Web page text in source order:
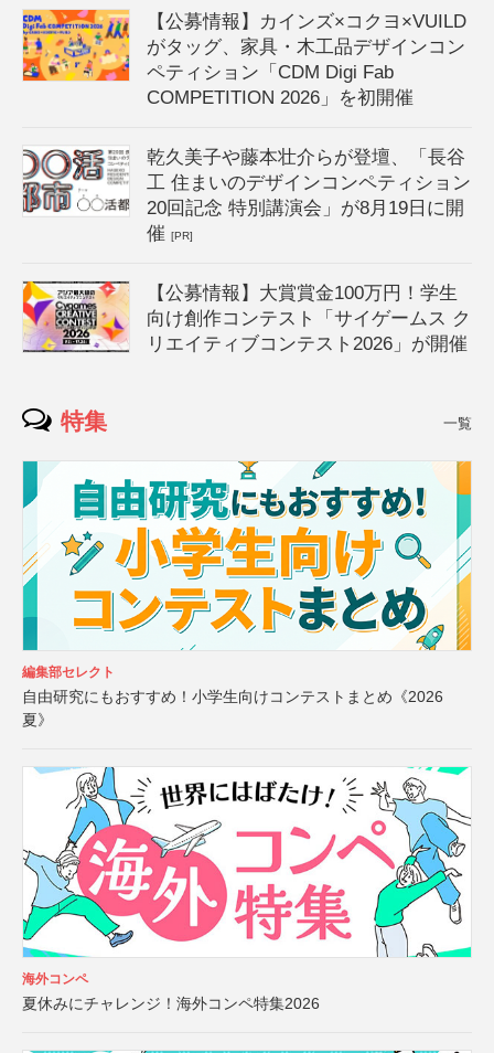
【公募情報】カインズ×コクヨ×VUILD
がタッグ、家具・木工品デザインコン
ペティション「CDM Digi Fab
COMPETITION 2026」を初開催
乾久美子や藤本壮介らが登壇、「長谷
工 住まいのデザインコンペティション
20回記念 特別講演会」が8月19日に開
催[PR]
【公募情報】大賞賞金100万円！学生
向け創作コンテスト「サイゲームス ク
リエイティブコンテスト2026」が開催
特集 一覧
編集部セレクト
自由研究にもおすすめ！小学生向けコンテストまとめ《2026
夏》
海外コンペ
夏休みにチャレンジ！海外コンペ特集2026